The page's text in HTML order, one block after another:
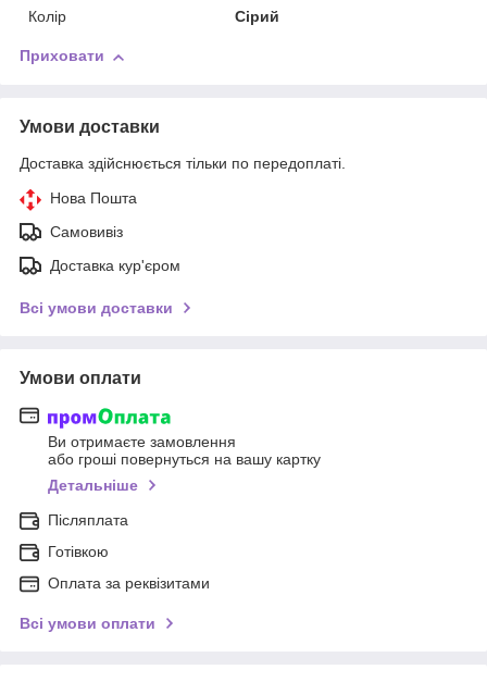
Колір Сірий
Приховати
Умови доставки
Доставка здійснюється тільки по передоплаті.
Нова Пошта
Самовивіз
Доставка кур'єром
Всі умови доставки
Умови оплати
Ви отримаєте замовлення
або гроші повернуться на вашу картку
Детальніше
Післяплата
Готівкою
Оплата за реквізитами
Всі умови оплати